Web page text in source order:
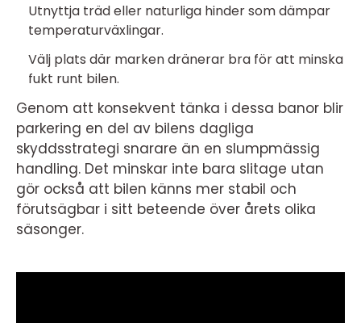
Utnyttja träd eller naturliga hinder som dämpar
temperaturväxlingar.
Välj plats där marken dränerar bra för att minska
fukt runt bilen.
Genom att konsekvent tänka i dessa banor blir
parkering en del av bilens dagliga
skyddsstrategi snarare än en slumpmässig
handling. Det minskar inte bara slitage utan
gör också att bilen känns mer stabil och
förutsägbar i sitt beteende över årets olika
säsonger.